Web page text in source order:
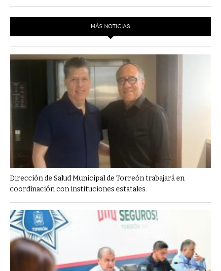
MÁS NOTICIAS
Dirección de Salud Municipal de Torreón trabajará en
coordinación con instituciones estatales